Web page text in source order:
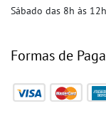
Sábado das 8h às 12h
Formas de